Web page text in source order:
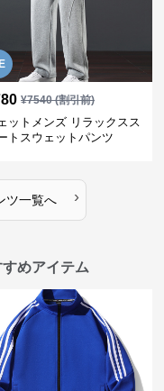
¥7540(割引前)
ットメンズ リラックスス
トスウェットパンツ
ツ一覧へ ›
めアイテム